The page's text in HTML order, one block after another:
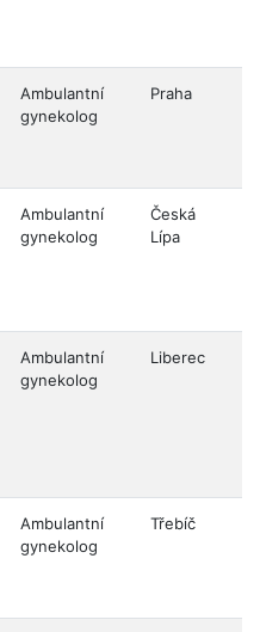
Ambulantní
gynekolog
Praha
Ambulantní
gynekolog
Česká
Lípa
Ambulantní
gynekolog
Liberec
Ambulantní
gynekolog
Třebíč